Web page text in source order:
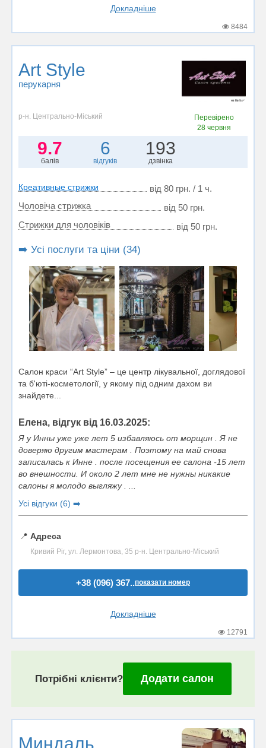
Докладніше
8484
Art Style
перукарня
р-н. Центрально-Міський
Перевірено
28 червня
9.7
балів
6
відгуків
193
дзвінка
Креативные стрижки
від 80 грн. / 1 ч.
Чоловіча стрижка
від 50 грн.
Стрижки для чоловіків
від 50 грн.
➡️ Усі послуги та ціни (34)
Салон краси “Art Style” – це центр лікувальної, доглядової
та б'юті-косметології, у якому під одним дахом ви
знайдете...
Елена, відгук від 16.03.2025:
Я у Инны уже уже лет 5 избавляюсь от морщин . Я не
доверяю другим мастерам . Поэтому на май снова
записалась к Инне . после посещения ее салона -15 лет
во внешности. И около 2 лет мне не нужны никакие
салоны я молодо выгляжу . ...
Усі відгуки (6) ➡️
📍 Адреса
Кривий Ріг, ул. Лермонтова, 35 р-н. Центрально-Міський
+38 (096) 367..показати номер
Докладніше
12791
Потрібні клієнти? Додати салон
Миндаль